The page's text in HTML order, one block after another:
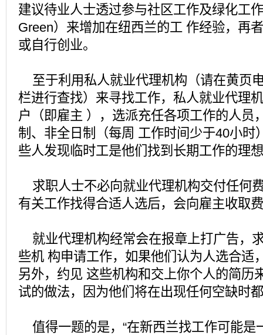
建议待业人士透过参与社区工作及绿化工
Green）来增加在纽西兰的工 作经验，再
或自行创业。
至于利用私人就业代理机构（请在黄页
栏进行查找）来寻找工作，私人就业代理
户（即雇主 ），选派充任各项工作的人员
制、非全日制（每周 工作时间少于40小时
些人发现临时工是他们找到长期工作的理
求职人士不必向就业代理机构交付任何
有关工作找得合适人选后，会向雇主收取
就业代理机构经常会在报章上打广告，
些机 构申请工作，如果他们认为人选合适
另外，约见 这些机构和交上你个人的简历
试的做法，因为他们将在出现任何空缺时
值得一题的是，“在新西兰找工作可能